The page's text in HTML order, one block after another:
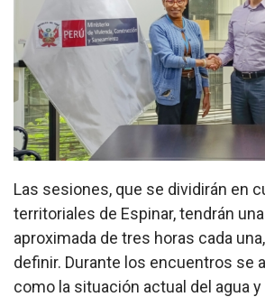
Las sesiones, que se dividirán en
territoriales de Espinar, tendrán
aproximada de tres horas cada
definir. Durante los encuentros se
como la situación actual del agua